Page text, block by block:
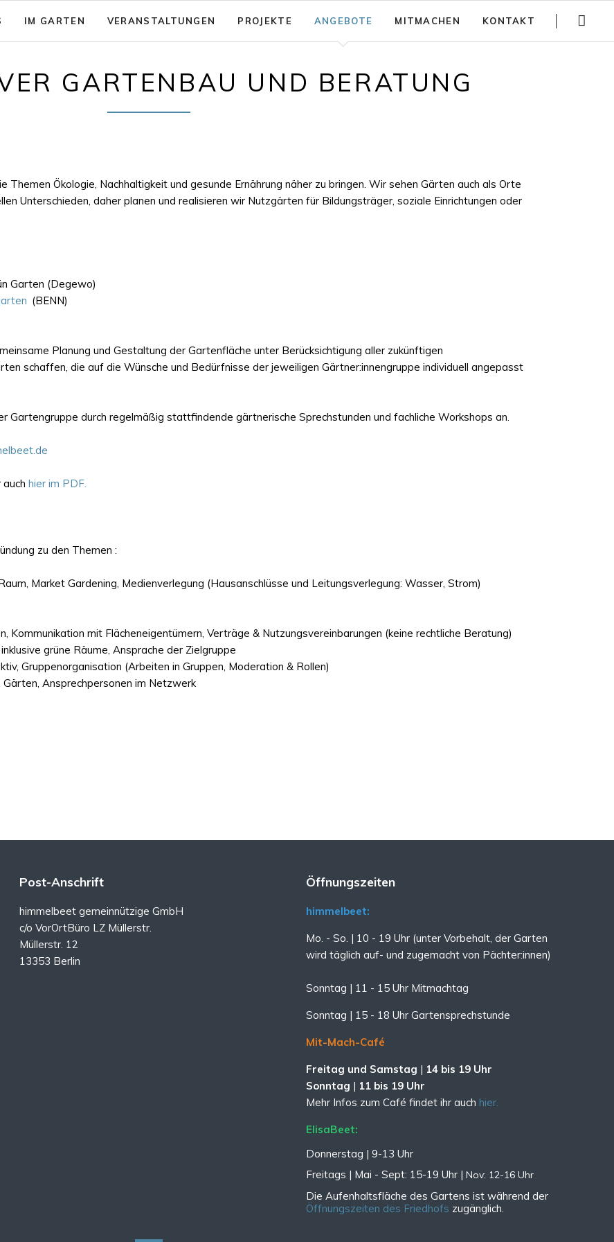
überspringen
IM GARTEN
Code of Conduct
VERANSTALTUNGEN PROJEKTE ANGEBOTE
Trainings
MITMACHEN KONTAKT
Jobs
GARTENBAU UND BERATUNG
Themen Ökologie, Nachhaltigkeit und gesunde Ernährung näher zu bringen. Wir sehen Gärten auch als Orte
Unterschieden, daher planen und realisieren wir Nutzgärten für Bildungsträger, soziale Einrichtungen oder
Garten (Degewo)
(BENN)
Planung und Gestaltung der Gartenfläche unter Berücksichtigung aller zukünftigen
schaffen, die auf die Wünsche und Bedürfnisse der jeweiligen Gärtner:innengruppe individuell angepasst
Gartengruppe durch regelmäßig stattfindende gärtnerische Sprechstunden und fachliche Workshops an.
hier im PDF.
zu den Themen :
Market Gardening, Medienverlegung (Hausanschlüsse und Leitungsverlegung: Wasser, Strom)
Kommunikation mit Flächeneigentümern, Verträge & Nutzungsvereinbarungen (keine rechtliche Beratung)
grüne Räume, Ansprache der Zielgruppe
Gruppenorganisation (Arbeiten in Gruppen, Moderation & Rollen)
Gärten, Ansprechpersonen im Netzwerk
Post-Anschrift
himmelbeet gemeinnützige GmbH
c/o VorOrtBüro LZ Müllerstr.
Müllerstr. 12
13353 Berlin
Öffnungszeiten
himmelbeet:
Mo. - So. | 10 - 19 Uhr (unter Vorbehalt, der Garten
wird täglich auf- und zugemacht von Pächter:innen)
Sonntag | 11 - 15 Uhr Mitmachtag
Sonntag | 15 - 18 Uhr Gartensprechstunde
Mit-Mach-Café
Freitag und Samstag | 14 bis 19 Uhr
Sonntag | 11 bis 19 Uhr
Mehr Infos zum Café findet ihr auch hier.
ElisaBeet:
Donnerstag | 9-13 Uhr
Freitags | Mai - Sept: 15-19 Uhr | Nov: 12-16 Uhr
Die Aufenhaltsfläche des Gartens ist während der
Öffnungszeiten des Friedhofs zugänglich.